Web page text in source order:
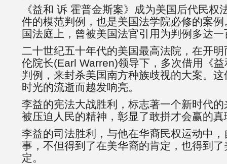
《益和 诉 霍普金斯案》成为美国后代民权
件的模范判例，也是美国法学院必修的案
国法庭上，曾被美国法官引用为判例多达
二十世纪五十年代的美国最高法院，在开
伦院长(Earl Warren)领导下，多次借用《
判例，来封杀美国南方种族歧视的大案。
时光的流逝而越发响亮。
李益的宪法大战胜利，标志著一个新时代
被压迫人民的精神，彰显了敢拼才会赢的真
李益的司法胜利，与他在华裔民权运动中
事，不但得到了在美华裔的肯定，也得到
定。